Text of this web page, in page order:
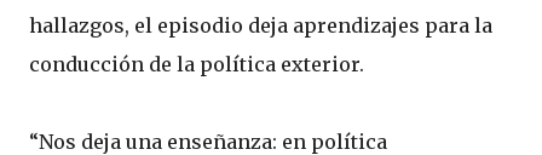
hallazgos, el episodio deja aprendizajes para la
conducción de la política exterior.
“Nos deja una enseñanza: en política